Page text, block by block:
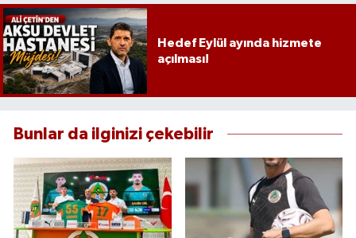
Hedef Eylül ayında hizmete
açılması!
Bunlar da ilginizi çekebilir